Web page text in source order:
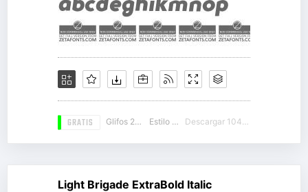
GRATIS Glifos 294 Estilo 13 Descargar 10437
Light Brigade ExtraBold Italic